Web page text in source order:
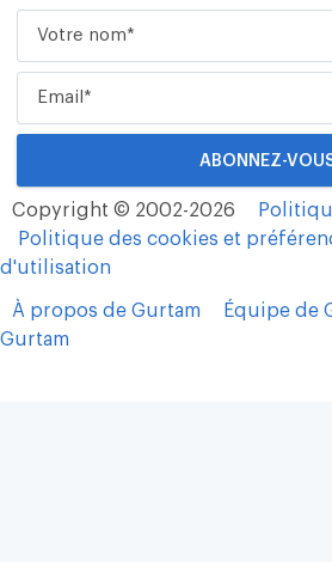
Copyright © 2002-2026
Politique des cookies et
d'utilisation
À propos de Gurtam Équipe de
Gurtam